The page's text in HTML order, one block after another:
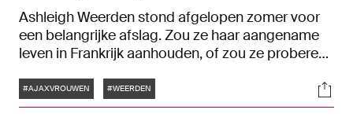
Ashleigh Weerden stond afgelopen zomer voor
een belangrijke afslag. Zou ze haar aangename
leven in Frankrijk aanhouden, of zou ze proberen
voorzien? De technicus koos met een overstap
naar de Ajax Vrouwen voor het laatste, een
Tags
#AJAXVROUWEN #WEERDEN